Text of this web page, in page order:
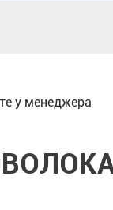
у менеджера